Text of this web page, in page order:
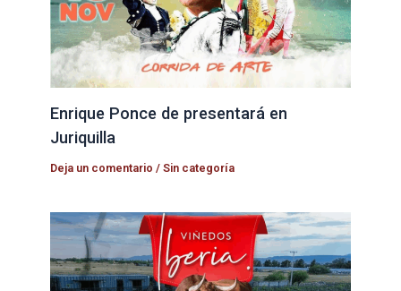
Enrique Ponce de presentará en
Juriquilla
Deja un comentario /Sin categoría